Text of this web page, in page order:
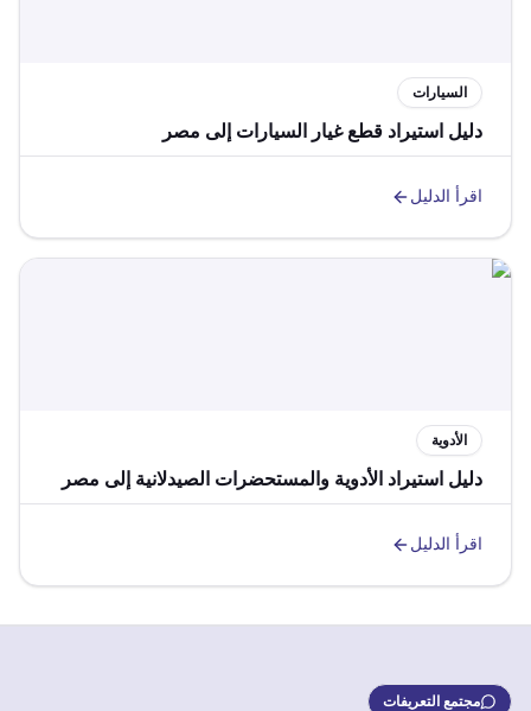
السيارات
دليل استيراد قطع غيار السيارات إلى مصر
اقرأ الدليل
الأدوية
دليل استيراد الأدوية والمستحضرات الصيدلانية إلى مصر
اقرأ الدليل
مجتمع التعريفات